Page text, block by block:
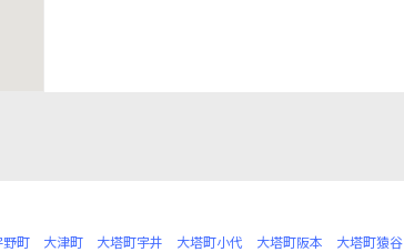
野町 大津町 大塔町宇井 大塔町小代 大塔町阪本
大塔町猿谷